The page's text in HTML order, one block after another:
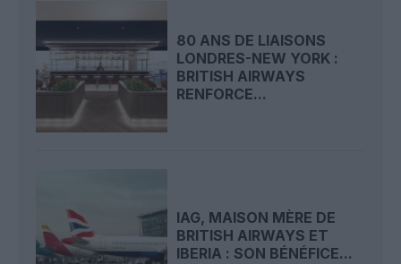
80 ANS DE LIAISONS
LONDRES-NEW YORK :
BRITISH AIRWAYS
RENFORCE...
IAG, MAISON MÈRE DE
BRITISH AIRWAYS ET
IBERIA : SON BÉNÉFICE...